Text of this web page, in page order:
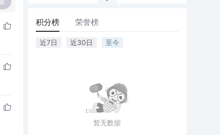
积分榜 荣誉榜
近7日 近30日 至今
暂无数据